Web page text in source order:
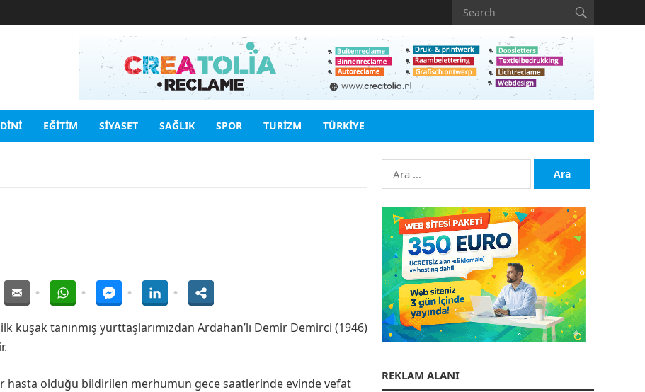
DINI EĞITIM SIYASET SAĞLIK SPOR TURIZM TÜRKIYE
kuşak tanınmış yurttaşlarımızdan Ardahan’lı Demir Demirci (1946)
hasta olduğu bildirilen merhumun gece saatlerinde evinde vefat
Arama:
REKLAM ALANI